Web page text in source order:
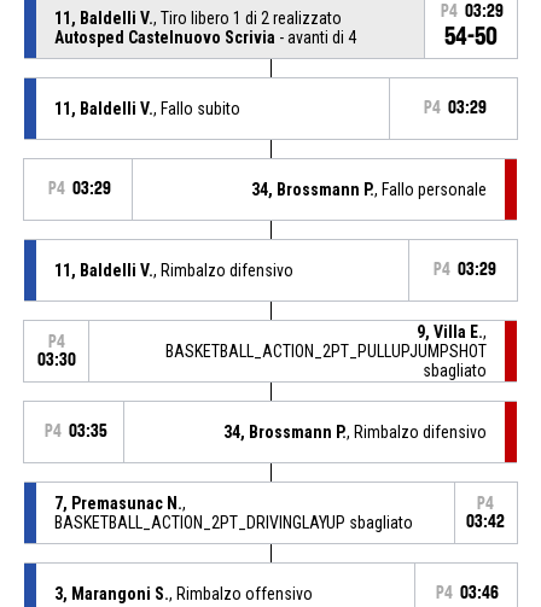
11, Baldelli V., Tiro libero 1 di 2 realizzato
Autosped Castelnuovo Scrivia - avanti di 4
P4 03:29
54-50
11, Baldelli V., Fallo subito P4 03:29
P4 03:29 34, Brossmann P., Fallo personale
11, Baldelli V., Rimbalzo difensivo P4 03:29
P4
03:30
9, Villa E.,
BASKETBALL_ACTION_2PT_PULLUPJUMPSHOT
sbagliato
P4 03:35 34, Brossmann P., Rimbalzo difensivo
7, Premasunac N.,
BASKETBALL_ACTION_2PT_DRIVINGLAYUP sbagliato
P4
03:42
3, Marangoni S., Rimbalzo offensivo P4 03:46